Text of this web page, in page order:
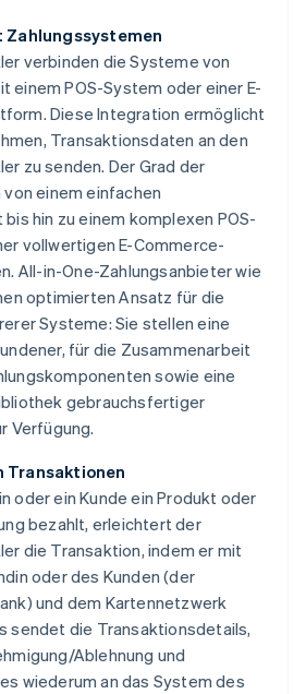
verbinden die Systeme von
einem POS-System oder einer E-
Diese Integration ermöglicht
Transaktionsdaten an den
zu senden. Der Grad der
einem einfachen
hin zu einem komplexen POS-
vollwertigen E-Commerce-
All-in-One-Zahlungsanbieter wie
optimierten Ansatz für die
Systeme: Sie stellen eine
für die Zusammenarbeit
sowie eine
gebrauchsfertiger
Verfügung.
Transaktionen
oder ein Kunde ein Produkt oder
bezahlt, erleichtert der
die Transaktion, indem er mit
oder des Kunden (der
und dem Kartennetzwerk
sendet die Transaktionsdetails,
Ablehnung und
wiederum an das System des